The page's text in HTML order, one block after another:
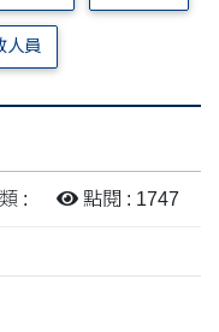
人員
: 點閱 : 1747